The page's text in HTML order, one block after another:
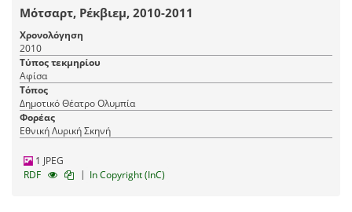
Μότσαρτ, Ρέκβιεμ, 2010-2011
Χρονολόγηση
2010
Τύπος τεκμηρίου
Αφίσα
Τόπος
Δημοτικό Θέατρο Ολυμπία
Φορέας
Εθνική Λυρική Σκηνή
1 JPEG
RDF
| In Copyright (InC)